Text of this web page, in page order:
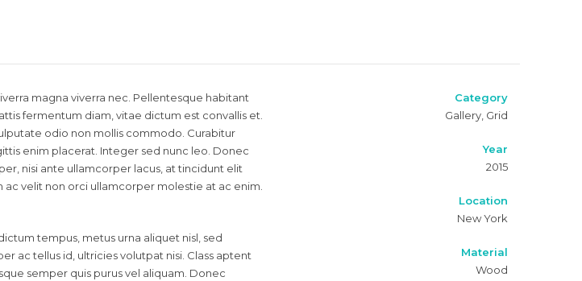
magna viverra nec. Pellentesque habitant
fermentum diam, vitae dictum est convallis et.
odio non mollis commodo. Curabitur
enim placerat. Integer sed nunc leo. Donec
nisi ante ullamcorper lacus, at tincidunt elit
velit non orci ullamcorper molestie at ac enim.
tempus, metus urna aliquet nisl, sed
ac tellus id, ultricies volutpat nisi. Class aptent
semper quis purus vel aliquam. Donec
Category
Gallery, Grid
Year
2015
Location
New York
Material
Wood